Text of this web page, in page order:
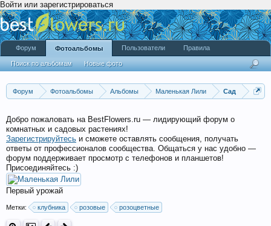
Войти или зарегистрироваться
Форум Фотоальбомы Альбомы Маленькая Лили Сад
Добро пожаловать на BestFlowers.ru — лидирующий форум о
комнатных и садовых растениях!
Зарегистрируйтесь и сможете оставлять сообщения, получать
ответы от профессионалов сообщества. Общаться у нас удобно —
форум поддерживает просмотр с телефонов и планшетов!
Присоединяйтесь :)
Первый урожай
Метки: клубника розовые розоцветные
Форум Фотоальбомы
Поиск по альбомам Новые фото
Пользователи Правила